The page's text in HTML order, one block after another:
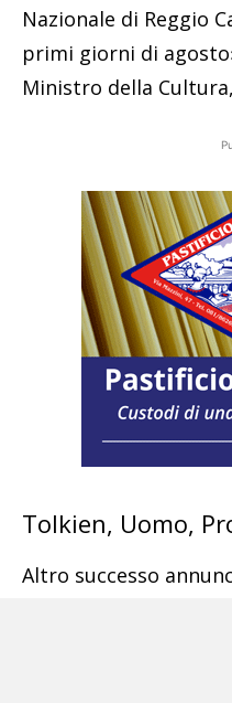
Nazionale di Reggio
primi giorni di
Ministro della
Tolkien, Uomo,
Altro successo